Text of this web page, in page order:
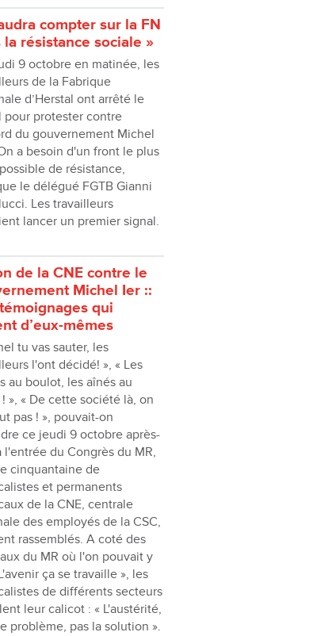
compter sur la FN
la résistance sociale »
9 octobre en matinée, les
de la Fabrique
d’Herstal ont arrêté le
pour protester contre
du gouvernement Michel
a besoin d'un front le plus
de résistance,
le délégué FGTB Gianni
Les travailleurs
lancer un premier signal.
de la CNE contre le
Michel Ier ::
qui
d’eux-mêmes
tu vas sauter, les
l'ont décidé! », « Les
au boulot, les aînés au
», « De cette société là, on
pas ! », pouvait-on
ce jeudi 9 octobre après-
l'entrée du Congrès du MR,
cinquantaine de
et permanents
de la CNE, centrale
des employés de la CSC,
rassemblés. A coté des
du MR où l'on pouvait y
ça se travaille », les
de différents secteurs
leur calicot : « L'austérité,
problème, pas la solution ».